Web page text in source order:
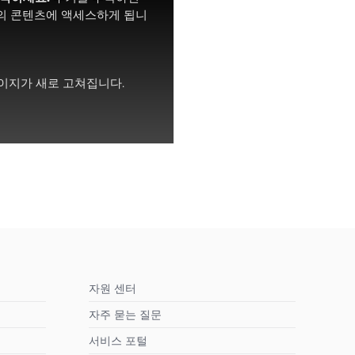
콘텐츠에 액세스하게 됩니
지가 새로 고쳐집니다.
자원 센터
자주 묻는 질문
서비스 포털